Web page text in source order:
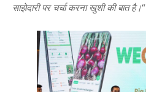
साझेदारी पर चर्चा करना खुशी की बात है।“